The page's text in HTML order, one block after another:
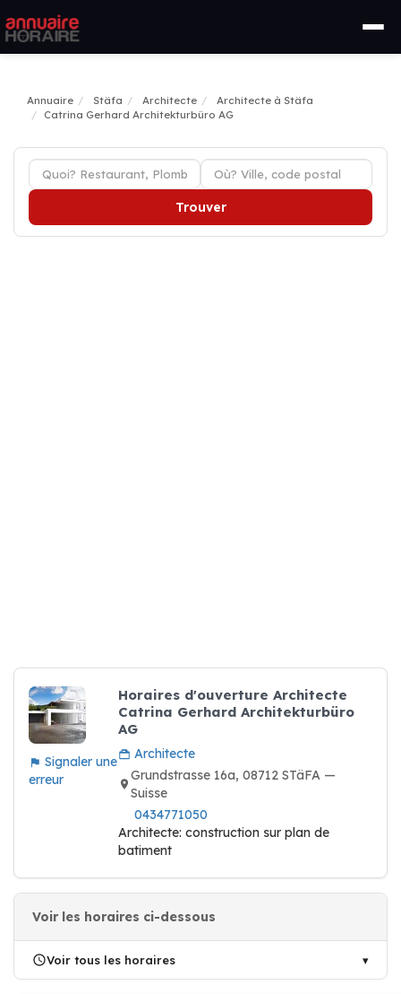
Annuaire Stäfa Architecte
Architecte à Stäfa
Catrina Gerhard Architekturbüro AG
Trouver
Signaler une
erreur
Horaires d'ouverture Architecte
Catrina Gerhard Architekturbüro
AG
Architecte
Grundstrasse 16a, 08712 STäFA —
Suisse
0434771050
Architecte: construction sur plan de
batiment
Voir les horaires ci-dessous
Voir tous les horaires